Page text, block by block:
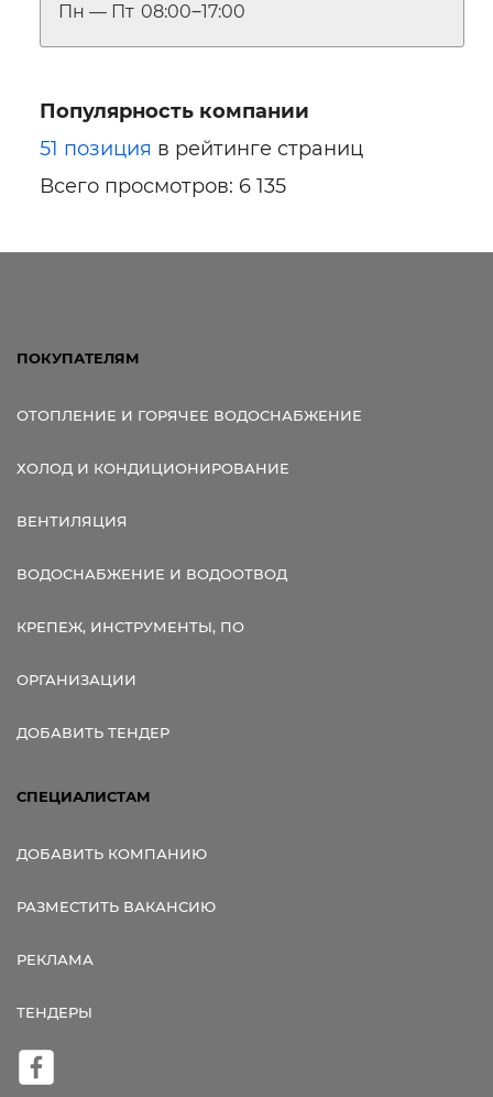
Пн — Пт 08:00‒17:00
Популярность компании
51 позиция в рейтинге страниц
Всего просмотров: 6 135
ПОКУПАТЕЛЯМ
ОТОПЛЕНИЕ И ГОРЯЧЕЕ ВОДОСНАБЖЕНИЕ
ХОЛОД И КОНДИЦИОНИРОВАНИЕ
ВЕНТИЛЯЦИЯ
ВОДОСНАБЖЕНИЕ И ВОДООТВОД
КРЕПЕЖ, ИНСТРУМЕНТЫ, ПО
ОРГАНИЗАЦИИ
ДОБАВИТЬ ТЕНДЕР
СПЕЦИАЛИСТАМ
ДОБАВИТЬ КОМПАНИЮ
РАЗМЕСТИТЬ ВАКАНСИЮ
РЕКЛАМА
ТЕНДЕРЫ